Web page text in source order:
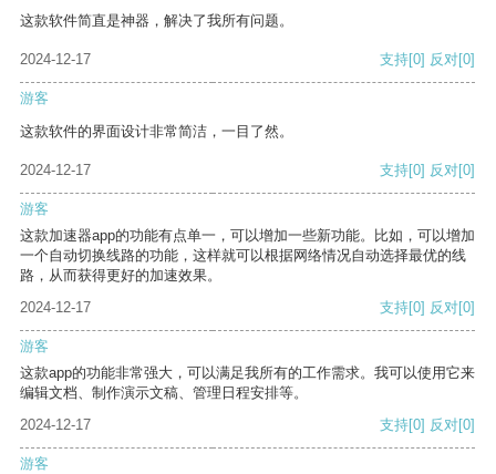
这款软件简直是神器，解决了我所有问题。
2024-12-17 支持[0] 反对[0]
游客
这款软件的界面设计非常简洁，一目了然。
2024-12-17 支持[0] 反对[0]
游客
这款加速器app的功能有点单一，可以增加一些新功能。比如，可以增加
一个自动切换线路的功能，这样就可以根据网络情况自动选择最优的线
路，从而获得更好的加速效果。
2024-12-17
支持[0] 反对[0]
游客
这款app的功能非常强大，可以满足我所有的工作需求。我可以使用它来
编辑文档、制作演示文稿、管理日程安排等。
2024-12-17
支持[0] 反对[0]
游客